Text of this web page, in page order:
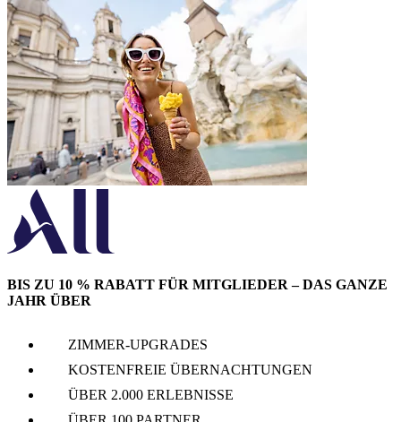
BIS ZU 10 % RABATT FÜR MITGLIEDER – DAS GANZE
JAHR ÜBER
ZIMMER-UPGRADES
KOSTENFREIE ÜBERNACHTUNGEN
ÜBER 2.000 ERLEBNISSE